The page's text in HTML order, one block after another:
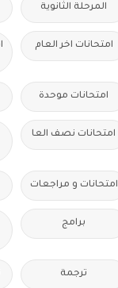
المرحلة الثانوية
امتحانات اخر العام
امتحانات موحدة
امتحانات نصف العا
امتحانات و مراجعات
برامج
ترجمة